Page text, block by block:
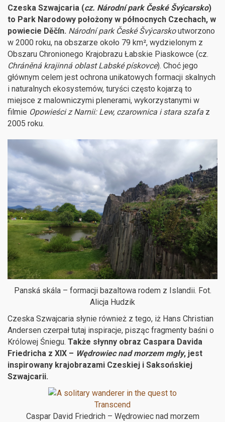
Czeska Szwajcaria (cz. Národní park České Švýcarsko)
to Park Narodowy położony w północnych Czechach, w
powiecie Děčín. Národní park České Švýcarskoutworzono
w 2000 roku, na obszarze około 79 km², wydzielonym z
Obszaru Chronionego Krajobrazu Łabskie Piaskowce (cz.
Chráněná krajinná oblast Labské pískovce). Choć jego
głównym celem jest ochrona unikatowych formacji skalnych
i naturalnych ekosystemów, turyści często kojarzą to
miejsce z malowniczymi plenerami, wykorzystanymi w
filmie Opowieści z Narnii: Lew, czarownica i stara szafa z
2005 roku.
Panská skála – formacji bazaltowa rodem z Islandii. Fot.
Alicja Hudzik
Czeska Szwajcaria słynie również z tego, iż Hans Christian
Andersen czerpał tutaj inspiracje, pisząc fragmenty baśni o
Królowej Śniegu. Także słynny obraz Caspara Davida
Friedricha z XIX – Wędrowiec nad morzem mgły, jest
inspirowany krajobrazami Czeskiej i Saksońskiej
Szwajcarii.
Caspar David Friedrich – Wędrowiec nad morzem